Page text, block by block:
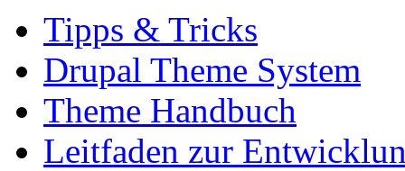
Tipps & Tricks
Drupal Theme System
Theme Handbuch
Leitfaden zur